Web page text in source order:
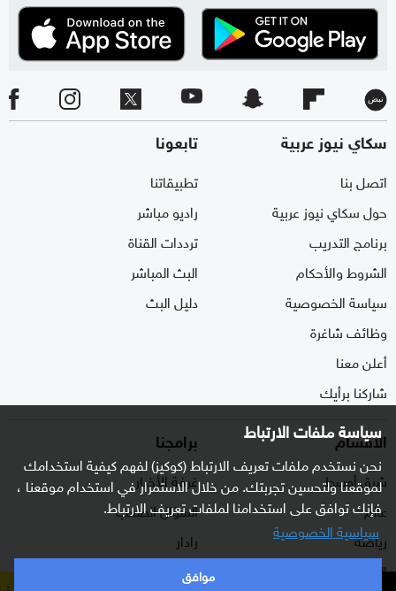
سياسة ملفات الارتباط
نحن نستخدم ملفات تعريف الارتباط (كوكيز) لفهم كيفية استخدامك
لموقعنا ولتحسين تجربتك. من خلال الاستمرار في استخدام موقعنا ،
فإنك توافق على استخدامنا لملفات تعريف الارتباط.
سياسية الخصوصية
موافق
سكاي نيوز عربية
اتصل بنا
حول سكاي نيوز عربية
برنامج التدريب
الشروط والأحكام
سياسة الخصوصية
وظائف شاغرة
أعلن معنا
شاركنا برأيك
تابعونا
تطبيقاتنا
راديو مباشر
ترددات القناة
البث المباشر
دليل البث
الأقسام
شرق أوسط
عالم
رياضة
الذكاء الاصطناعي
برامجنا
غرفة الأخبار
السؤال الصعب
رادار
هجمة مرتدة